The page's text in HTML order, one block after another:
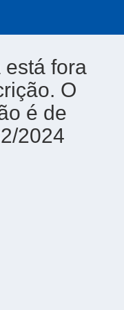
está fora
O
é de
2024